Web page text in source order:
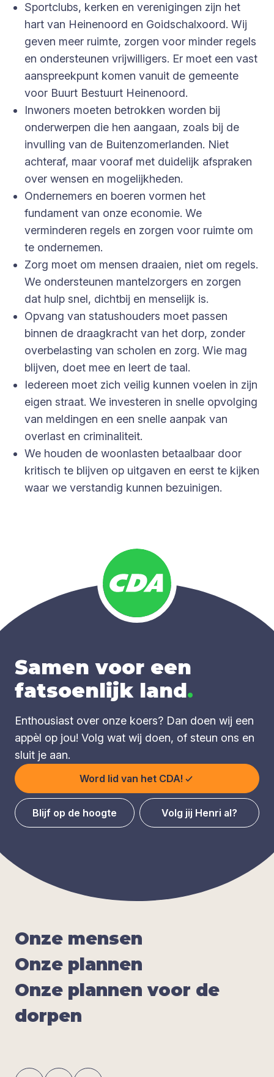
Sportclubs, kerken en verenigingen zijn het
hart van Heinenoord en Goidschalxoord. Wij
geven meer ruimte, zorgen voor minder regels
en ondersteunen vrijwilligers. Er moet een vast
aanspreekpunt komen vanuit de gemeente
voor Buurt Bestuurt Heinenoord.
Inwoners moeten betrokken worden bij
onderwerpen die hen aangaan, zoals bij de
invulling van de Buitenzomerlanden. Niet
achteraf, maar vooraf met duidelijk afspraken
over wensen en mogelijkheden.
Ondernemers en boeren vormen het
fundament van onze economie. We
verminderen regels en zorgen voor ruimte om
te ondernemen.
Zorg moet om mensen draaien, niet om regels.
We ondersteunen mantelzorgers en zorgen
dat hulp snel, dichtbij en menselijk is.
Opvang van statushouders moet passen
binnen de draagkracht van het dorp, zonder
overbelasting van scholen en zorg. Wie mag
blijven, doet mee en leert de taal.
Iedereen moet zich veilig kunnen voelen in zijn
eigen straat. We investeren in snelle opvolging
van meldingen en een snelle aanpak van
overlast en criminaliteit.
We houden de woonlasten betaalbaar door
kritisch te blijven op uitgaven en eerst te kijken
waar we verstandig kunnen bezuinigen.
Samen voor een
fatsoenlijk land.
Enthousiast over onze koers? Dan doen wij een
appèl op jou! Volg wat wij doen, of steun ons en
sluit je aan.
Word lid van het CDA!
Blijf op de hoogte Volg jij Henri al?
Onze men­sen
Onze plan­nen
Onze plan­nen voor de
dor­pen